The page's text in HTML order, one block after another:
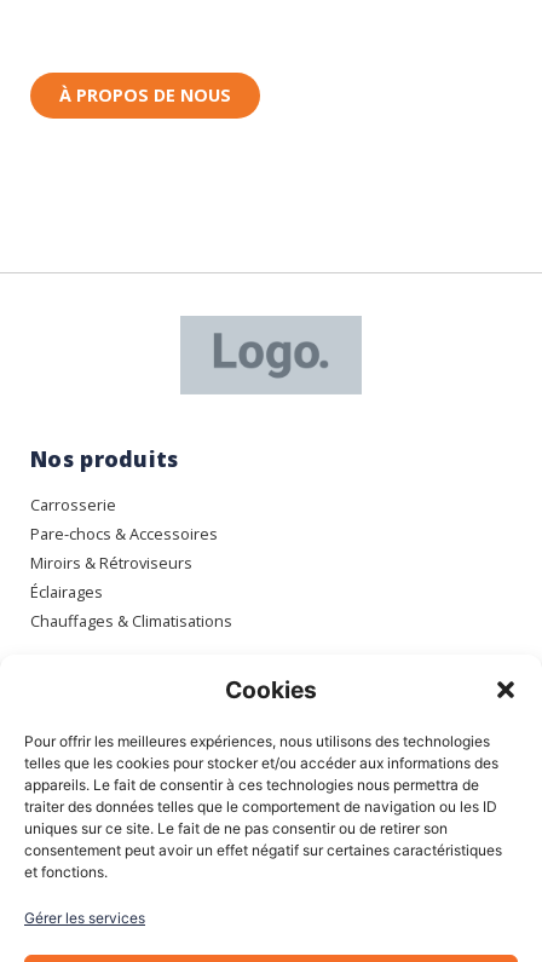
Cookies
Pour offrir les meilleures expériences, nous utilisons des technologies
telles que les cookies pour stocker et/ou accéder aux informations des
appareils. Le fait de consentir à ces technologies nous permettra de
traiter des données telles que le comportement de navigation ou les ID
uniques sur ce site. Le fait de ne pas consentir ou de retirer son
consentement peut avoir un effet négatif sur certaines caractéristiques
et fonctions.
Gérer les services
À PROPOS DE NOUS
Nos produits
Carrosserie
Pare-chocs & Accessoires
Miroirs & Rétroviseurs
Éclairages
Chauffages & Climatisations
Mon compte
Mes commandes
Mes adresses
Mon panier
Informations
À Propos de nous
Blog